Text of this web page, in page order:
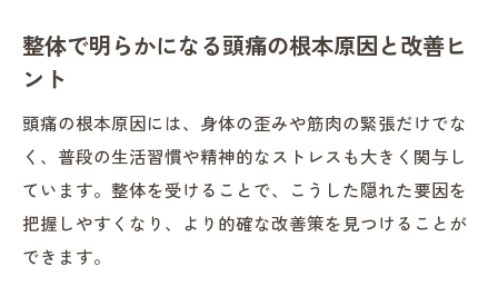
整体で明らかになる頭痛の根本原因と改善ヒ
ント
頭痛の根本原因には、身体の歪みや筋肉の緊張だけでな
く、普段の生活習慣や精神的なストレスも大きく関与し
ています。整体を受けることで、こうした隠れた要因を
把握しやすくなり、より的確な改善策を見つけることが
できます。